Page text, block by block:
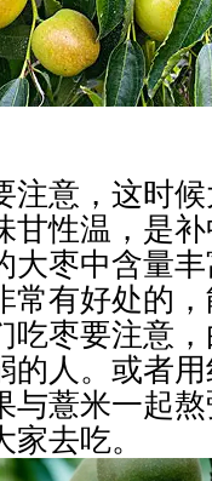
注意，这时
甘性温，是
大枣中含量
常有好处的
吃枣要注意
的人。或者
与薏米一起
去吃。